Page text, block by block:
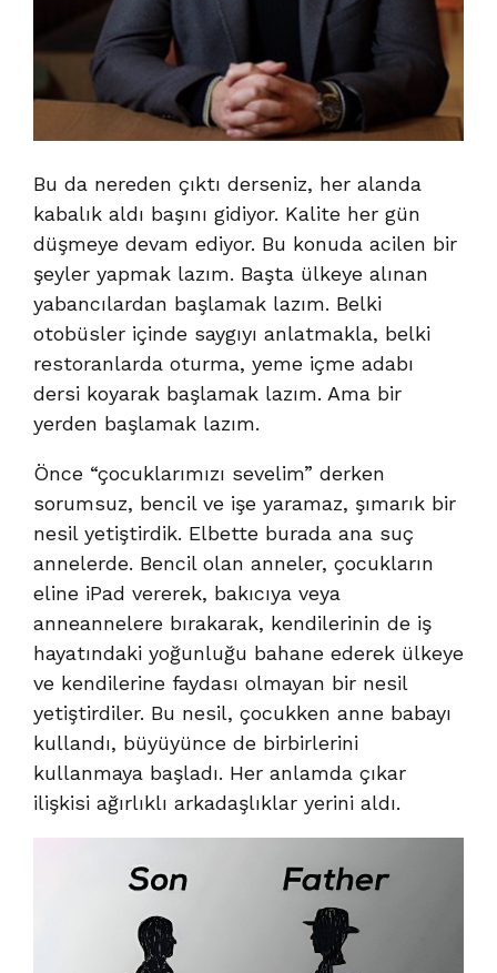
Bu da nereden çıktı derseniz, her alanda
kabalık aldı başını gidiyor. Kalite her gün
düşmeye devam ediyor. Bu konuda acilen bir
şeyler yapmak lazım. Başta ülkeye alınan
yabancılardan başlamak lazım. Belki
otobüsler içinde saygıyı anlatmakla, belki
restoranlarda oturma, yeme içme adabı
dersi koyarak başlamak lazım. Ama bir
yerden başlamak lazım.
Önce “çocuklarımızı sevelim” derken
sorumsuz, bencil ve işe yaramaz, şımarık bir
nesil yetiştirdik. Elbette burada ana suç
annelerde. Bencil olan anneler, çocukların
eline iPad vererek, bakıcıya veya
anneannelere bırakarak, kendilerinin de iş
hayatındaki yoğunluğu bahane ederek ülkeye
ve kendilerine faydası olmayan bir nesil
yetiştirdiler. Bu nesil, çocukken anne babayı
kullandı, büyüyünce de birbirlerini
kullanmaya başladı. Her anlamda çıkar
ilişkisi ağırlıklı arkadaşlıklar yerini aldı.